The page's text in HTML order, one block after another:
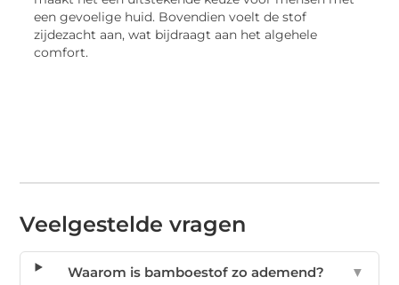
een gevoelige huid. Bovendien voelt de stof
zijdezacht aan, wat bijdraagt aan het algehele
comfort.
Veelgestelde vragen
Waarom is bamboestof zo ademend? ▼